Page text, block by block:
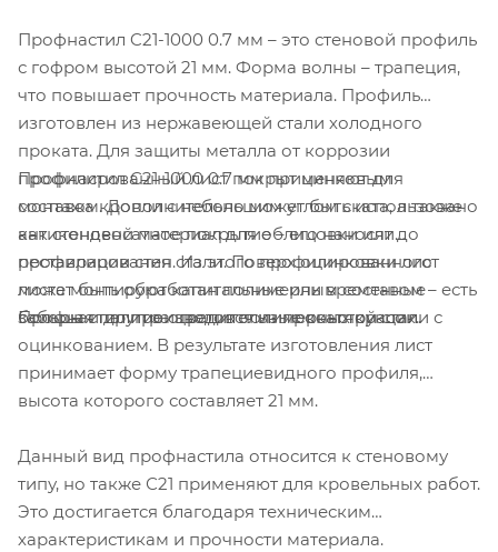
Профнастил C21-1000 0.7 мм – это стеновой профиль
с гофром высотой 21 мм. Форма волны – трапеция,
что повышает прочность материала. Профиль
изготовлен из нержавеющей стали холодного
проката. Для защиты металла от коррозии
профилированный лист покрыт цинковым
составом. Дополнительно может быть использовано
антиконденсатное покрытие – его наносят до
профилирования стали. Поверх оцинковки лист
может быть обработан полимерным составом – есть
большая палитра цветов полимерных красок.
Профнастил C21-1000 0.7 мм применяют для
монтажа кровли с небольшим углом ската, а также
как стеновой материал для облицовки или
реставрации стен. Из этого профилированного
листа монтируют капитальные или временные
заборы и другие оградительные конструкции.
Профнастил производится из прокатной стали с
оцинкованием. В результате изготовления лист
принимает форму трапециевидного профиля,
высота которого составляет 21 мм.
Данный вид профнастила относится к стеновому
типу, но также С21 применяют для кровельных работ.
Это достигается благодаря техническим
характеристикам и прочности материала.